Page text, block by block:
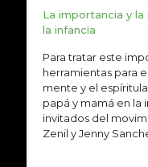
La importancia y
la infancia
Para tratar este
herramientas para
mente y el
papá y mamá en la
invitados del
Zenil y Jenny